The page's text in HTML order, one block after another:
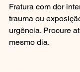
Fratura com dor
trauma ou
urgência. Procure
mesmo dia.